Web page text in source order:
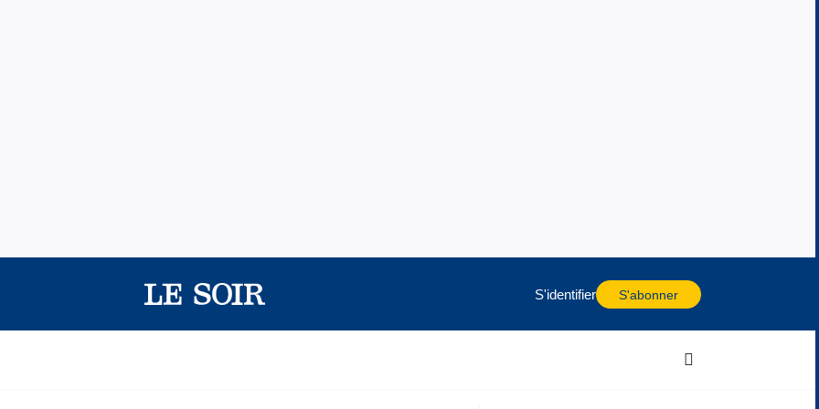
S'identifier S'abonner